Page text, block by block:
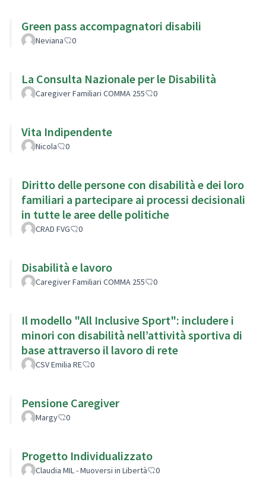
Green pass accompagnatori disabili
Neviana 0
La Consulta Nazionale per le Disabilità
Caregiver Familiari COMMA 255 0
Vita Indipendente
Nicola 0
Diritto delle persone con disabilità e dei loro
familiari a partecipare ai processi decisionali
in tutte le aree delle politiche
CRAD FVG 0
Disabilità e lavoro
Caregiver Familiari COMMA 255 0
Il modello "All Inclusive Sport": includere i
minori con disabilità nell’attività sportiva di
base attraverso il lavoro di rete
CSV Emilia RE 0
Pensione Caregiver
Margy 0
Progetto Individualizzato
Claudia MIL - Muoversi in Libertà 0